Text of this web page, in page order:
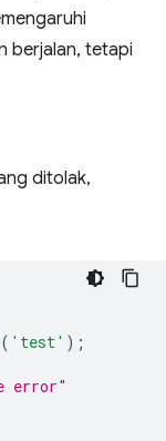
berjalan, tetapi
ditolak,
( 'test' );
error"